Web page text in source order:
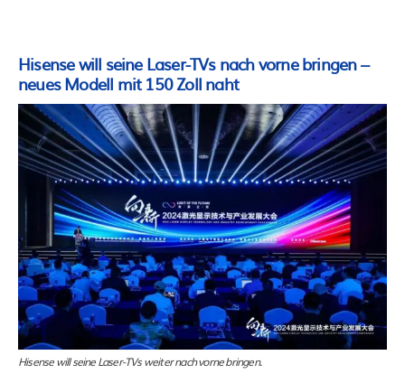
Hisense will seine Laser-TVs nach vorne bringen –
neues Modell mit 150 Zoll naht
Hisense will seine Laser-TVs weiter nach vorne bringen.